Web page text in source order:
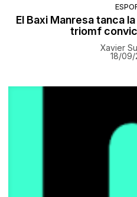
El Baxi Manresa tanca
triomf
Xavier
18/09/